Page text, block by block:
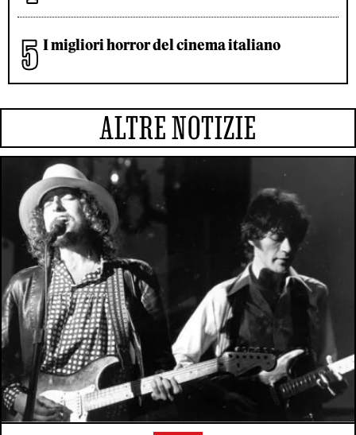
I migliori horror del cinema italiano
ALTRE NOTIZIE